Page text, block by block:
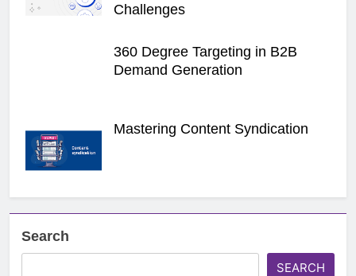
Challenges
360 Degree Targeting in B2B
Demand Generation
Mastering Content Syndication
Search
SEARCH